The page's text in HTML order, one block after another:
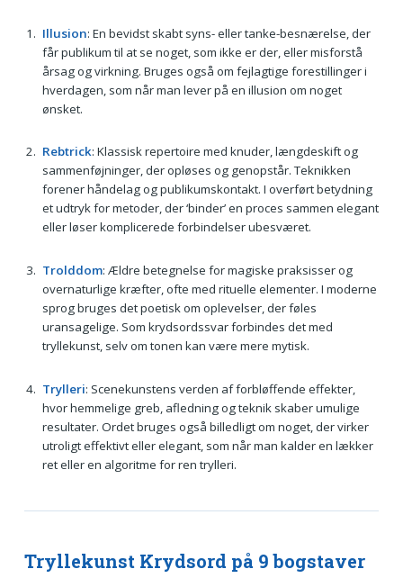
Illusion: En bevidst skabt syns- eller tanke-besnærelse, der
får publikum til at se noget, som ikke er der, eller misforstå
årsag og virkning. Bruges også om fejlagtige forestillinger i
hverdagen, som når man lever på en illusion om noget
ønsket.
Rebtrick: Klassisk repertoire med knuder, længdeskift og
sammenføjninger, der opløses og genopstår. Teknikken
forener håndelag og publikumskontakt. I overført betydning
et udtryk for metoder, der ‘binder’ en proces sammen elegant
eller løser komplicerede forbindelser ubesværet.
Trolddom: Ældre betegnelse for magiske praksisser og
overnaturlige kræfter, ofte med rituelle elementer. I moderne
sprog bruges det poetisk om oplevelser, der føles
uransagelige. Som krydsordssvar forbindes det med
tryllekunst, selv om tonen kan være mere mytisk.
Trylleri: Scenekunstens verden af forbløffende effekter,
hvor hemmelige greb, afledning og teknik skaber umulige
resultater. Ordet bruges også billedligt om noget, der virker
utroligt effektivt eller elegant, som når man kalder en lækker
ret eller en algoritme for ren trylleri.
Tryllekunst Krydsord på 9 bogstaver